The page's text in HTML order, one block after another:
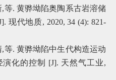
,等. 黄骅坳陷奥陶系古岩溶储
现代地质, 2020, 34 (4): 821-
,等. 黄骅坳陷中生代构造运动
化的控制 [J]. 天然气工业,